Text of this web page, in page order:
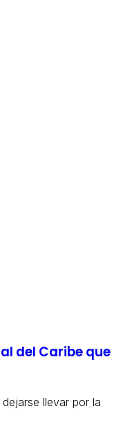
del Caribe que
llevar por la